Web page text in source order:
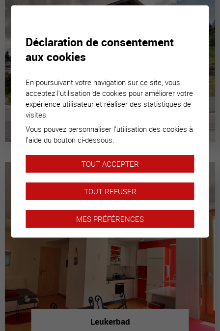
Leukerbad
Déclaration de consentement
aux cookies
En poursuivant votre navigation sur ce site, vous
acceptez l'utilisation de cookies pour améliorer votre
expérience utilisateur et réaliser des statistiques de
visites.
Vous pouvez personnaliser l'utilisation des cookies à
l'aide du bouton ci-dessous.
TOUT ACCEPTER
TOUT REFUSER
MES PRÉFÉRENCES